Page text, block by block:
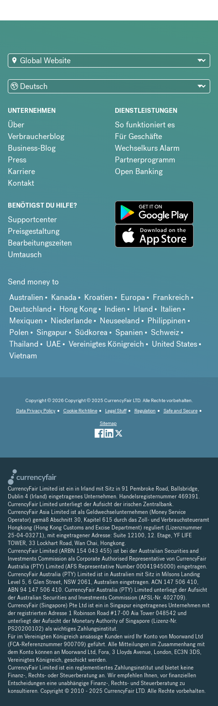
UNTERNEHMEN
Über
Verbraucherblog
Business-Blog
Press
Karriere
Kontakt
DIENSTLEISTUNGEN
So funktioniert es
Für Geschäfte
Wechselkurs Alarm
Partnerprogramm
Open Banking
BENÖTIGST DU HILFE?
Supportcenter
Preisgestaltung
Bearbeitungszeiten
Umtausch
Send money to
Australien
Kanada Kroatien Europa
Frankreich
Deutschland
Hong Kong Indien Irland
Italien
Mexiquen
Niederlande Neuseeland
Philippinen
Polen
Singapur Südkorea Spanien
Schweiz
Thailand
UAE Vereinigtes Königreich
United States
Vietnam
Copyright © 2026 Copyright © 2025 CurrencyFair LTD. Alle Rechte vorbehalten.
Data Privacy Policy
Cookie Richtiline Legal Stuff Regulation
Safe and Secure
Sitemap
CurrencyFair Limited ist ein in Irland mit Sitz in 91 Pembroke Road, Ballsbridge,
Dublin 4 (Irland) eingetragenes Unternehmen. Handelsregisternummer 469391.
CurrencyFair Limited unterliegt der Aufsicht der irischen Zentralbank.
CurrencyFair Asia Limited ist als Geldwechselunternehmen (Money Service
Operator) gemäß Abschnitt 30, Kapitel 615 durch das Zoll- und Verbrauchsteueramt
Hongkong (Hong Kong Customs and Excise Department) reguliert (Lizenznummer
25-04-03271), mit eingetragener Adresse: Suite 12100, 12. Etage, YF LIFE
TOWER, 33 Lockhart Road, Wan Chai, Hongkong.
CurrencyFair Limited (ARBN 154 043 455) ist bei der Australian Securities and
Investments Commission als Corporate Authorised Representative von CurrencyFair
Australia (PTY) Limited (AFS Representative Number 00041945000) eingetragen.
CurrencyFair Australia (PTY) Limited ist in Australien mit Sitz in Milsons Landing
Level 5, 6 Glen Street, NSW 2061, Australien eingetragen. ACN 147 506 410,
ABN 94 147 506 410. CurrencyFair Australia (PTY) Limited unterliegt der Aufsicht
der Australian Securities and Investments Commission (AFSL-Nr. 402709).
CurrencyFair (Singapore) Pte Ltd ist ein in Singapur eingetragenes Unternehmen mit
der registrierten Adresse 1 Robinson Road #17-00 Aia Tower 048542 und
unterliegt der Aufsicht der Monetary Authority of Singapore (Lizenz-Nr.
PS20200102) als wichtiges Zahlungsinstitut.
Für im Vereinigten Königreich ansässige Kunden wird Ihr Konto von Moorwand Ltd
(FCA-Referenznummer 900709) geführt. Alle Mitteilungen im Zusammenhang mit
dem Konto können an Moorwand Ltd, Fora, 3 Lloyds Avenue, London, EC3N 3DS,
Vereinigtes Königreich, geschickt werden.
CurrencyFair Limited ist ein reglementiertes Zahlungsinstitut und bietet keine
Finanz-, Rechts- oder Steuerberatung an. Wir empfehlen Ihnen, vor finanziellen
Entscheidungen eine unabhängige Finanz-, Rechts- und Steuerberatung zu
konsultieren. Copyright © 2010 - 2025 CurrencyFair LTD. Alle Rechte vorbehalten.